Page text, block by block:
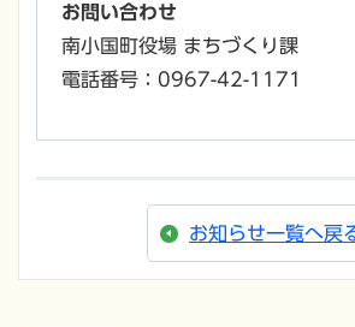
お問い合わせ
南小国町役場 まちづくり課
電話番号：0967-42-1171
お知らせ一覧へ戻